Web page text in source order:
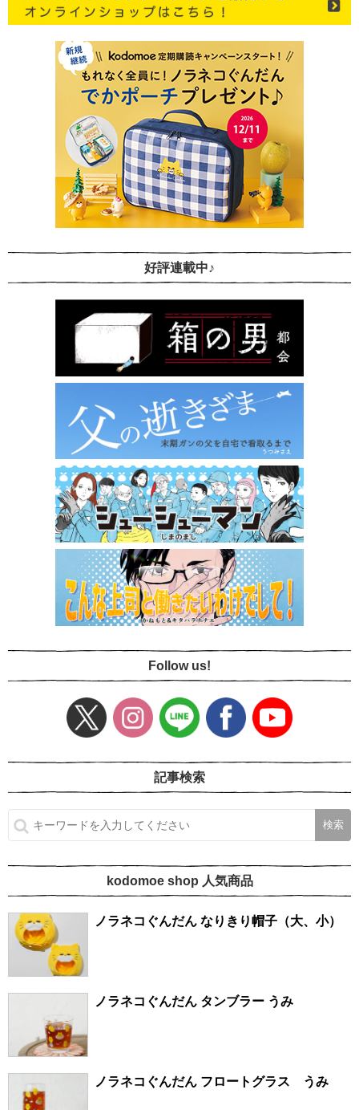
好評連載中♪
Follow us!
記事検索
kodomoe shop 人気商品
ノラネコぐんだん なりきり帽子（大、小）
ノラネコぐんだん タンブラー うみ
ノラネコぐんだん フロートグラス うみ